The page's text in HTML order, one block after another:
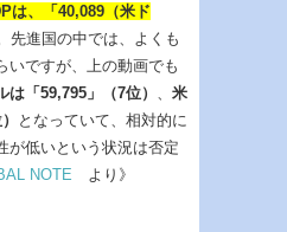
は、「40,089（米ド
先進国の中では、よくも
いですが、上の動画でも
は「59,795」（7位）
米
となっていて、相対的に
が低いという状況は否定
NOTE より》